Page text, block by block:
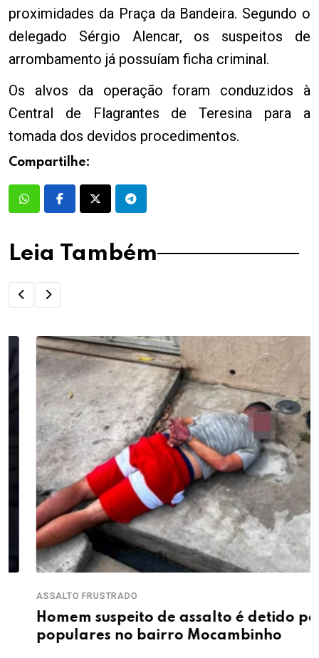
proximidades da Praça da Bandeira. Segundo o
delegado Sérgio Alencar, os suspeitos de
arrombamento já possuíam ficha criminal.
Os alvos da operação foram conduzidos à
Central de Flagrantes de Teresina para a
tomada dos devidos procedimentos.
Compartilhe:
Leia Também
ASSALTO FRUSTRADO
Homem suspeito de assalto é detido por
populares no bairro Mocambinho